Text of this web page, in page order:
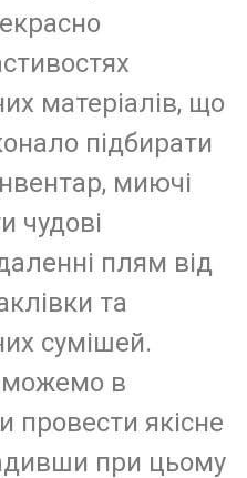
матеріалів, що
підбирати
миючі
чудові
плям від
та
сумішей.
в
провести якісне
при цьому